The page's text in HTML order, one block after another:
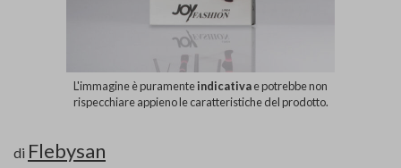
L'immagine è puramenteindicativae potrebbe non
rispecchiare appieno le caratteristiche del prodotto.
di Flebysan